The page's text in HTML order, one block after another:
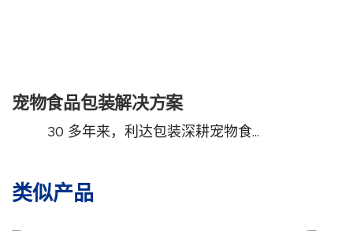
宠物食品包装解决方案
30 多年来，利达包装深耕宠物食...
类似产品